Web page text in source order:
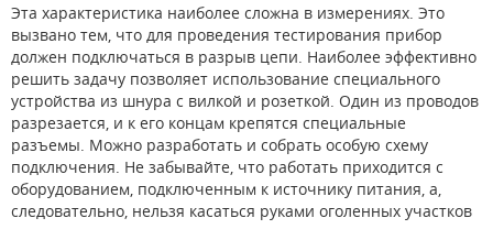
Эта характеристика наиболее сложна в измерениях. Это
вызвано тем, что для проведения тестирования прибор
должен подключаться в разрыв цепи. Наиболее эффективно
решить задачу позволяет использование специального
устройства из шнура с вилкой и розеткой. Один из проводов
разрезается, и к его концам крепятся специальные
разъемы. Можно разработать и собрать особую схему
подключения. Не забывайте, что работать приходится с
оборудованием, подключенным к источнику питания, а,
следовательно, нельзя касаться руками оголенных участков